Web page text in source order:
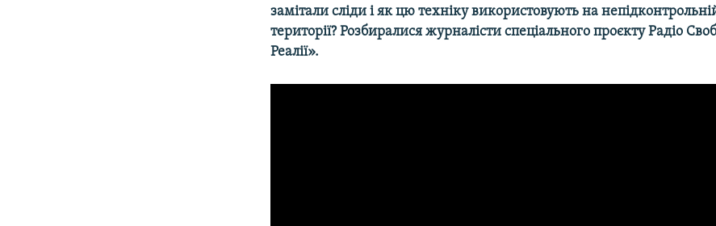
замітали сліди і як цю техніку використовують на
території? Розбиралися журналісти спеціального проєкту Радіо
Реалії».